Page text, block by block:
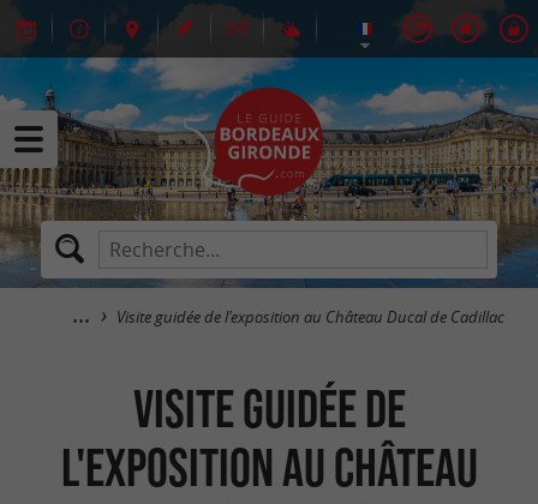
Visite guidée de l'exposition au Château Ducal de Cadillac
Visite guidée de
l'exposition au Château